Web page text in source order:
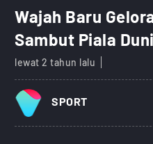
Wajah Baru
Sambut Piala
lewat 2 tahun lalu
SPORT